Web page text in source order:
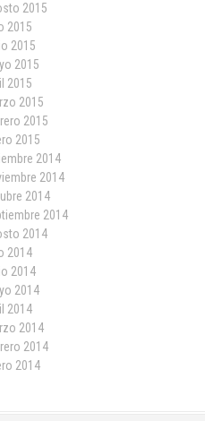
2015
2015
2015
2015
2015
2015
2015
2015
2014
2014
2014
2014
2014
2014
2014
2014
2014
2014
2014
2014